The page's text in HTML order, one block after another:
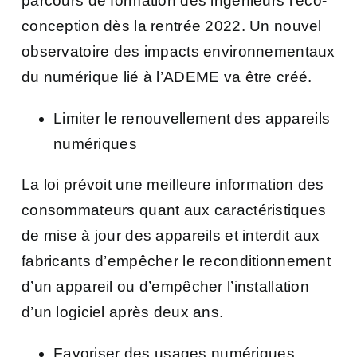
conception dès la rentrée 2022. Un nouvel
observatoire des impacts environnementaux
du numérique lié à l’ADEME va être créé.
Limiter le renouvellement des appareils
numériques
La loi prévoit une meilleure information des
consommateurs quant aux caractéristiques
de mise à jour des appareils et interdit aux
fabricants d’empêcher le reconditionnement
d’un appareil ou d’empêcher l’installation
d’un logiciel après deux ans.